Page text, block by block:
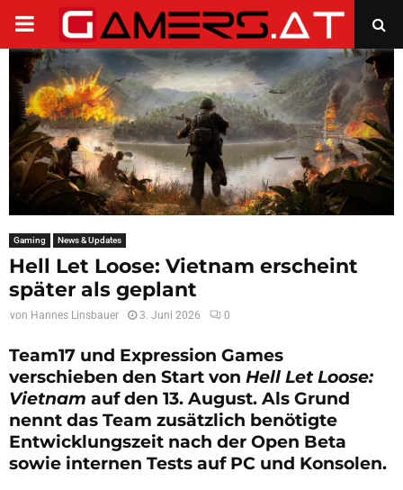
PRIMARY
MENU
Gaming News & Updates
Hell Let Loose: Vietnam erscheint
später als geplant
von Hannes Linsbauer 3. Juni 2026 0
Team17 und Expression Games
verschieben den Start von Hell Let Loose:
Vietnam auf den 13. August. Als Grund
nennt das Team zusätzlich benötigte
Entwicklungszeit nach der Open Beta
sowie internen Tests auf PC und Konsolen.